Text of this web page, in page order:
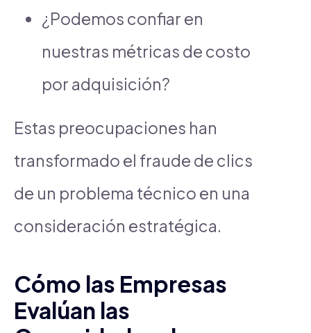
¿Podemos confiar en
nuestras métricas de costo
por adquisición?
Estas preocupaciones han
transformado el fraude de clics
de un problema técnico en una
consideración estratégica.
Cómo las Empresas
Evalúan las